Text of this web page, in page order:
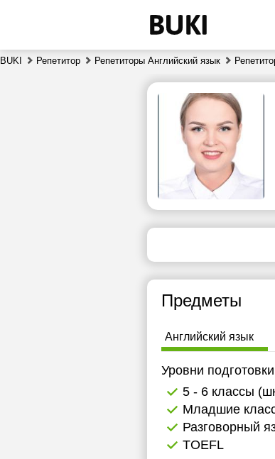
BUKI Репетитор Репетиторы Английский язык
Предметы
Английский язык
Уровни подготовки
5 - 6 классы
Младшие
Разговорный
TOEFL
сб
8